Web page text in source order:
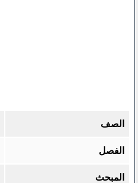
الصف
الفصل
المبحث